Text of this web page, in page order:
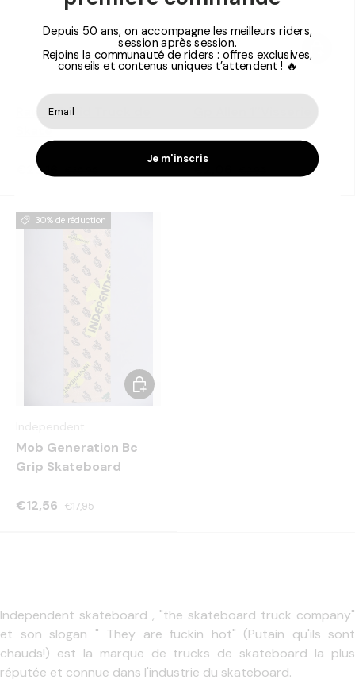
Raw 129 Mid Truck de
Skate
€25,16
Choisir les options
30% de réduction
Mob Generation Bc
Grip Skateboard
€12,56 €17,95
Choisir les options
Independent skateboard , "the skateboard truck company"
et son slogan " They are fuckin hot" (Putain qu'ils sont
chauds!) est la marque de trucks de skateboard la plus
réputée et connue dans l'industrie du skateboard.
Depuis 50 ans, on accompagne les meilleurs riders,
session après session.
Rejoins la communauté de riders : offres exclusives,
conseils et contenus uniques t’attendent ! 🔥
Je m'inscris